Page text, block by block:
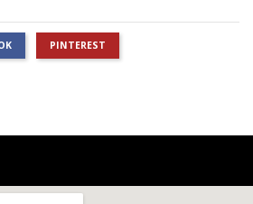
PINTEREST